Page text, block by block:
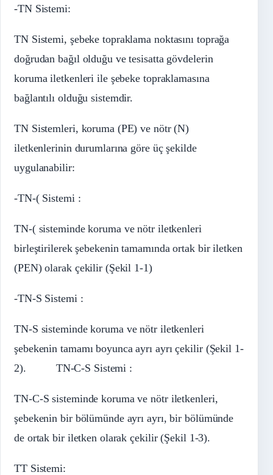
-TN Sistemi:
TN Sistemi, şebeke topraklama noktasını toprağa
doğrudan bağıl olduğu ve tesisatta gövdelerin
koruma iletkenleri ile şebeke topraklamasına
bağlantılı olduğu sistemdir.
TN Sistemleri, koruma (PE) ve nötr (N)
iletkenlerinin durumlarına göre üç şekilde
uygulanabilir:
-TN-( Sistemi :
TN-( sisteminde koruma ve nötr iletkenleri
birleştirilerek şebekenin tamamında ortak bir iletken
(PEN) olarak çekilir (Şekil 1-1)
-TN-S Sistemi :
TN-S sisteminde koruma ve nötr iletkenleri
şebekenin tamamı boyunca ayrı ayrı çekilir (Şekil 1-
2). TN-C-S Sistemi :
TN-C-S sisteminde koruma ve nötr iletkenleri,
şebekenin bir bölümünde ayrı ayrı, bir bölümünde
de ortak bir iletken olarak çekilir (Şekil 1-3).
TT Sistemi: